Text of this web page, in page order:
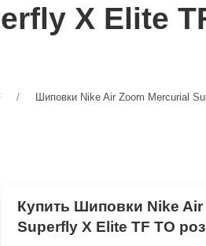
X Elite
Шиповки Nike Air Zoom Mercurial
Купить Шиповки Nike Air
Superfly X Elite TF TO